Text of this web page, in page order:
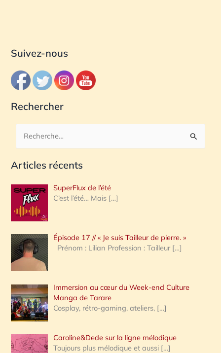
Suivez-nous
Rechercher
c
e
r
c
h
e
:
Articles récents
SuperFlux de l’été
C’est l’été… Mais […]
Épisode 17 // « Je suis Tailleur de pierre. »
Prénom : Lilian Profession : Tailleur […]
Immersion au cœur du Week-end Culture
Manga de Tarare
Cosplay, rétro-gaming, ateliers, […]
Caroline&Dede sur la ligne mélodique
Toujours plus mélodique et aussi […]